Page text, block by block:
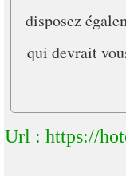
disposez
qui devrait
Url : https://